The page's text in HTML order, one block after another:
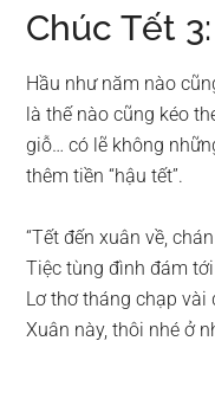
Chúc Tết 3:
Hầu như năm nào
là thế nào cũng kéo
giỗ… có lẽ không
thêm tiền “hậu tết”.
“Tết đến xuân về,
Tiệc tùng đình đám
Lơ thơ tháng chạp vài
Xuân này, thôi nhé ở